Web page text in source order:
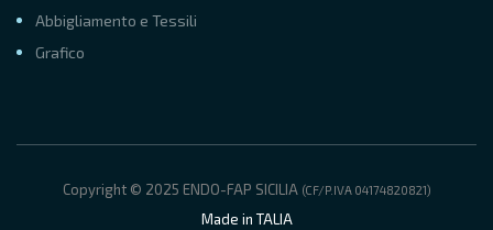
Abbigliamento e Tessili
Grafico
Copyright © 2025 ENDO-FAP SICILIA (CF/P.IVA 04174820821)
Made in TALIA